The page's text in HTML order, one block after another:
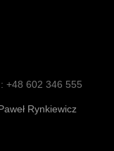
+48 602 346 555
Rynkiewicz